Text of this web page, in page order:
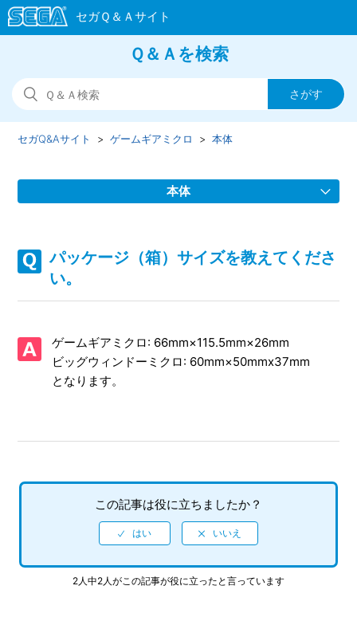
Ｑ＆Ａを検索
セガQ&Aサイト ゲームギアミクロ 本体
本体
パッケージ（箱）サイズを教えてください。
TVについているUSB端子に接続して動作しますか。市販の
ACアダプターは動作しますか。充電器から供給できます
本体内に充電機能はありますか。
パッケージ（箱）サイズを教えてくださ
い。
ゲームギアミクロ: 66mm×115.5mm×26mm
ビッグウィンドーミクロ: 60mm×50mmx37mm
となります。
この記事は役に立ちましたか？
2人中2人がこの記事が役に立ったと言っています